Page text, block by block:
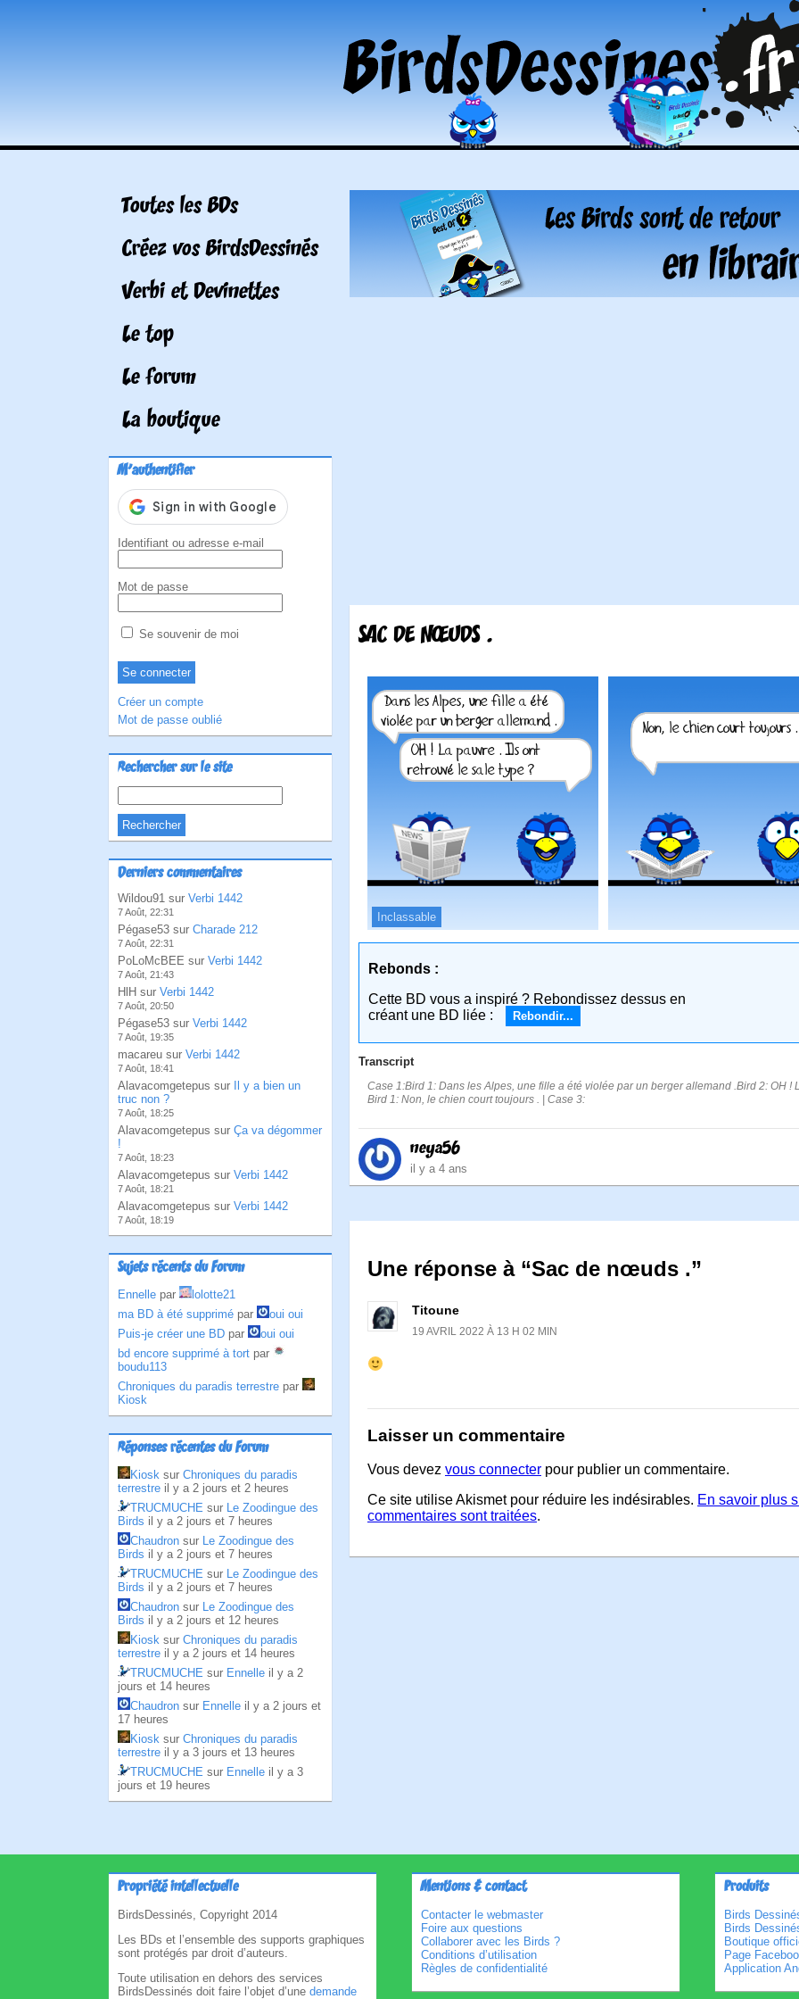
Toutes les BDs
Créez vos BirdsDessinés
Verbi et Devinettes
Le top
Le forum
La boutique
M'authentifier
Identifiant ou adresse e-mail
Mot de passe
Se souvenir de moi
Créer un compte
Mot de passe oublié
Rechercher sur le site
Derniers commentaires
Wildou91 sur Verbi 1442
7 Août, 22:31
Pégase53 sur Charade 212
7 Août, 22:31
PoLoMcBEE sur Verbi 1442
7 Août, 21:43
HlH sur Verbi 1442
7 Août, 20:50
Pégase53 sur Verbi 1442
7 Août, 19:35
macareu sur Verbi 1442
7 Août, 18:41
Alavacomgetepus sur
Il y a bien un
truc non ?
7 Août, 18:25
Alavacomgetepus sur Ça va dégommer
!
7 Août, 18:23
Alavacomgetepus sur Verbi 1442
7 Août, 18:21
Alavacomgetepus sur Verbi 1442
7 Août, 18:19
Sujets récents du Forum
Ennelle par
lolotte21
ma BD à été supprimé par
oui oui
Puis-je créer une BD par
oui oui
bd encore supprimé à tort par
boudu113
Chroniques du paradis terrestre par
Kiosk
Réponses récentes du Forum
Kiosk sur Chroniques du paradis
terrestre il y a 2 jours et 2 heures
TRUCMUCHE sur Le Zoodingue des
Birds il y a 2 jours et 7 heures
Chaudron sur Le Zoodingue des
Birds il y a 2 jours et 7 heures
TRUCMUCHE sur Le Zoodingue des
Birds il y a 2 jours et 7 heures
Chaudron sur Le Zoodingue des
Birds il y a 2 jours et 12 heures
Kiosk sur Chroniques du paradis
terrestre il y a 2 jours et 14 heures
TRUCMUCHE sur Ennelle il y a 2
jours et 14 heures
Chaudron sur Ennelle il y a 2 jours et
17 heures
Kiosk sur Chroniques du paradis
terrestre il y a 3 jours et 13 heures
TRUCMUCHE sur Ennelle il y a 3
jours et 19 heures
SAC DE NŒUDS .
Inclassable
Rebonds :
Cette BD vous a inspiré ? Rebondissez dessus en
créant une BD liée :
Rebondir...
Transcript
Case 1:Bird 1: Dans les Alpes, une fille a été violée par un berger allemand .Bird 2: OH !
Bird 1: Non, le chien court toujours . | Case 3:
neya56
il y a 4 ans
Une réponse à “Sac de nœuds .”
Titoune
19 AVRIL 2022 À 13 H 02 MIN
Laisser un commentaire
Vous devez vous connecter pour publier un commentaire.
Ce site utilise Akismet pour réduire les indésirables. En savoir plus
commentaires sont traitées.
Propriété intellectuelle
BirdsDessinés, Copyright 2014
Les BDs et l’ensemble des supports graphiques
sont protégés par droit d’auteurs.
Toute utilisation en dehors des services
BirdsDessinés doit faire l’objet d’une demande
Mentions & contact
Contacter le webmaster
Foire aux questions
Collaborer avec les Birds ?
Conditions d’utilisation
Règles de confidentialité
Produits
Birds
Birds
Boutique
Page
Application